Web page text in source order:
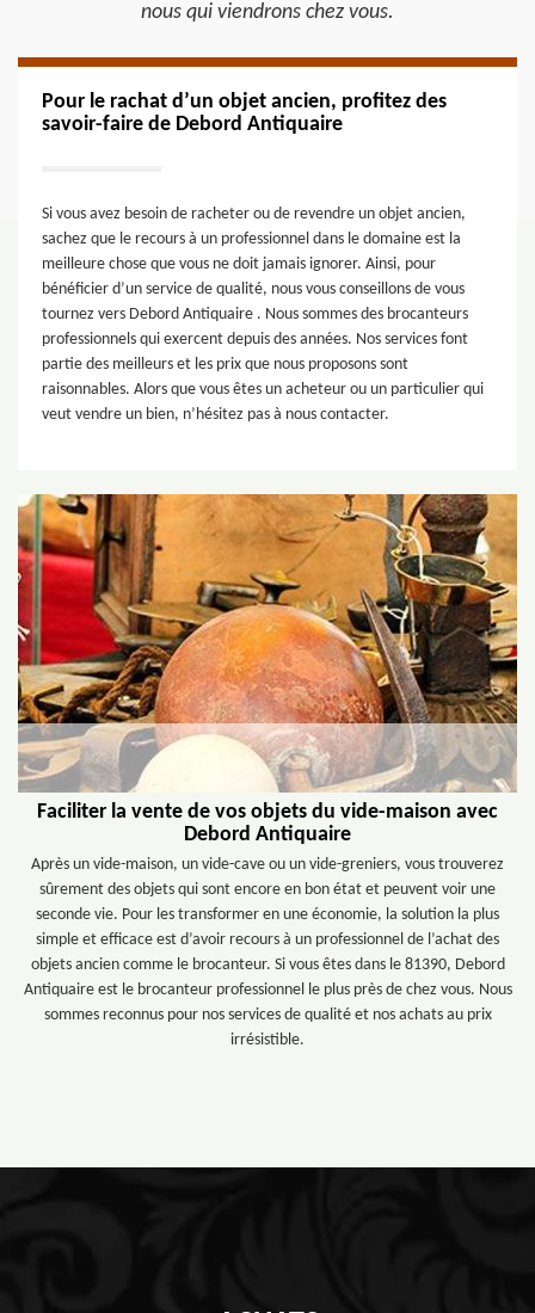
nous qui viendrons chez vous.
Pour le rachat d’un objet ancien, profitez des
savoir-faire de Debord Antiquaire
Si vous avez besoin de racheter ou de revendre un objet ancien,
sachez que le recours à un professionnel dans le domaine est la
meilleure chose que vous ne doit jamais ignorer. Ainsi, pour
bénéficier d’un service de qualité, nous vous conseillons de vous
tournez vers Debord Antiquaire . Nous sommes des brocanteurs
professionnels qui exercent depuis des années. Nos services font
partie des meilleurs et les prix que nous proposons sont
raisonnables. Alors que vous êtes un acheteur ou un particulier qui
veut vendre un bien, n’hésitez pas à nous contacter.
Faciliter la vente de vos objets du vide-maison avec
Debord Antiquaire
Après un vide-maison, un vide-cave ou un vide-greniers, vous trouverez
sûrement des objets qui sont encore en bon état et peuvent voir une
seconde vie. Pour les transformer en une économie, la solution la plus
simple et efficace est d’avoir recours à un professionnel de l’achat des
objets ancien comme le brocanteur. Si vous êtes dans le 81390, Debord
Antiquaire est le brocanteur professionnel le plus près de chez vous. Nous
sommes reconnus pour nos services de qualité et nos achats au prix
irrésistible.